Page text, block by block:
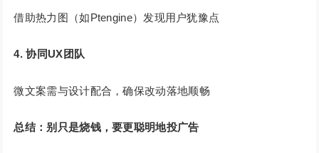
借助热力图（如Ptengine）发现用户犹豫点
4. 协同UX团队
微文案需与设计配合，确保改动落地顺畅
总结：别只是烧钱，要更聪明地投广告